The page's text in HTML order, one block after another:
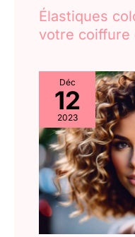
Élastiques
votre coiffure
Déc
12
2023